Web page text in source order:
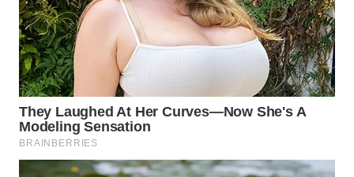
WN
CIREBON
WN
INDRAMAYU
WN
KUNINGAN